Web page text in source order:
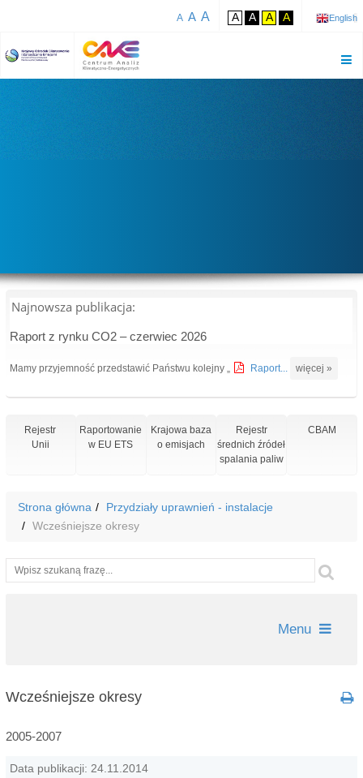
A A A A A A A English
Najnowsza publikacja:
Raport z rynku CO2 – czerwiec 2026
Mamy przyjemność przedstawić Państwu kolejny „ Raport... więcej »
Rejestr
Unii
Raportowanie
w EU ETS
Krajowa baza
o emisjach
Rejestr
średnich źródeł
spalania paliw
CBAM
Strona główna
Przydziały uprawnień - instalacje
Wcześniejsze okresy
Wyszukiwarka
Menu
Wcześniejsze okresy
2005-2007
Data publikacji: 24.11.2014